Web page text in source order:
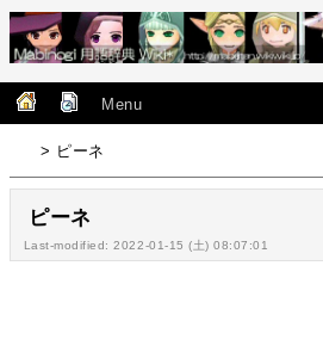
Menu
> ピーネ
ピーネ
Last-modified: 2022-01-15 (土) 08:07:01